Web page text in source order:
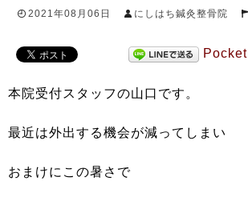
2021年08月06日 にしはち鍼灸整骨院
Pocket
本院受付スタッフの山口です。
最近は外出する機会が減ってしまい
おまけにこの暑さで